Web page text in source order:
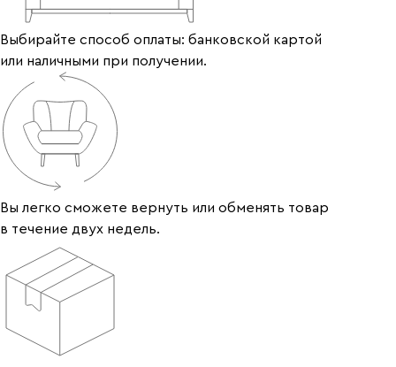
Выбирайте способ оплаты: банковской картой
или наличными при получении.
Вы легко сможете вернуть или обменять товар
в течение двух недель.